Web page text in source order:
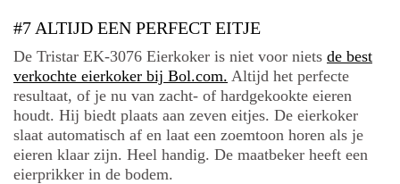
#7 ALTIJD EEN PERFECT EITJE
De Tristar EK-3076 Eierkoker is niet voor niets de best
verkochte eierkoker bij Bol.com. Altijd het perfecte
resultaat, of je nu van zacht- of hardgekookte eieren
houdt. Hij biedt plaats aan zeven eitjes. De eierkoker
slaat automatisch af en laat een zoemtoon horen als je
eieren klaar zijn. Heel handig. De maatbeker heeft een
eierprikker in de bodem.